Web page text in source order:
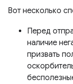
Вот несколько
Перед
наличие
призвать